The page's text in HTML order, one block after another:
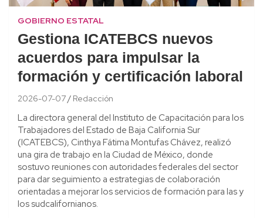
GOBIERNO ESTATAL
Gestiona ICATEBCS nuevos
acuerdos para impulsar la
formación y certificación laboral
2026-07-07 Redacción
La directora general del Instituto de Capacitación para los
Trabajadores del Estado de Baja California Sur
(ICATEBCS), Cinthya Fátima Montufas Chávez, realizó
una gira de trabajo en la Ciudad de México, donde
sostuvo reuniones con autoridades federales del sector
para dar seguimiento a estrategias de colaboración
orientadas a mejorar los servicios de formación para las y
los sudcalifornianos.